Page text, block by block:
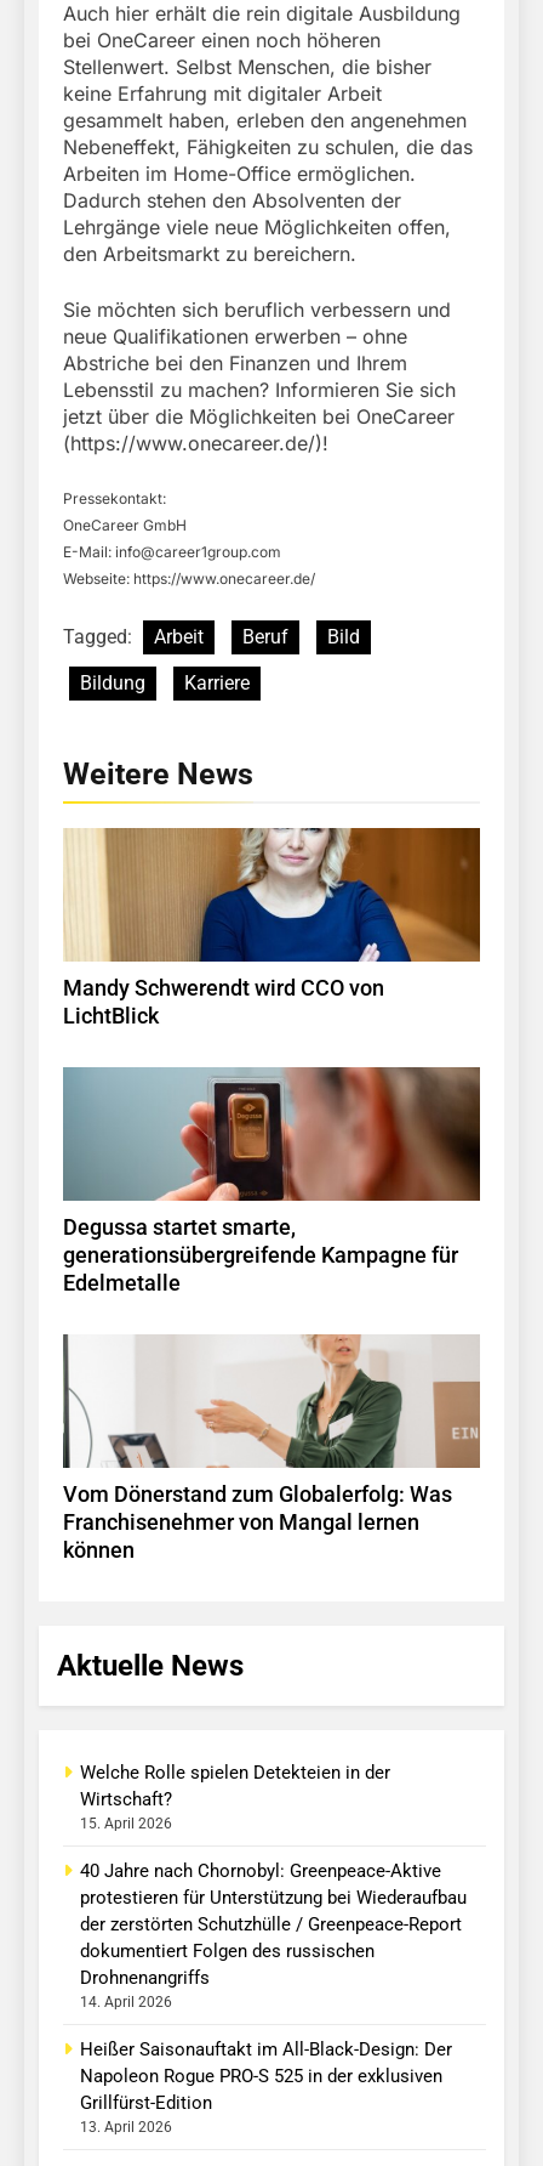
Auch hier erhält die rein digitale Ausbildung
bei OneCareer einen noch höheren
Stellenwert. Selbst Menschen, die bisher
keine Erfahrung mit digitaler Arbeit
gesammelt haben, erleben den angenehmen
Nebeneffekt, Fähigkeiten zu schulen, die das
Arbeiten im Home-Office ermöglichen.
Dadurch stehen den Absolventen der
Lehrgänge viele neue Möglichkeiten offen,
den Arbeitsmarkt zu bereichern.
Sie möchten sich beruflich verbessern und
neue Qualifikationen erwerben – ohne
Abstriche bei den Finanzen und Ihrem
Lebensstil zu machen? Informieren Sie sich
jetzt über die Möglichkeiten bei OneCareer
(https://www.onecareer.de/)!
Pressekontakt:
OneCareer GmbH
E-Mail: info@career1group.com
Webseite: https://www.onecareer.de/
Tagged: Arbeit Beruf
Bild
Bildung
Karriere
Weitere News
Mandy Schwerendt wird CCO von
LichtBlick
Degussa startet smarte,
generationsübergreifende Kampagne für
Edelmetalle
Vom Dönerstand zum Globalerfolg: Was
Franchisenehmer von Mangal lernen
können
Aktuelle News
Welche Rolle spielen Detekteien in der
Wirtschaft?
15. April 2026
40 Jahre nach Chornobyl: Greenpeace-Aktive
protestieren für Unterstützung bei Wiederaufbau
der zerstörten Schutzhülle / Greenpeace-Report
dokumentiert Folgen des russischen
Drohnenangriffs
14. April 2026
Heißer Saisonauftakt im All-Black-Design: Der
Napoleon Rogue PRO-S 525 in der exklusiven
Grillfürst-Edition
13. April 2026